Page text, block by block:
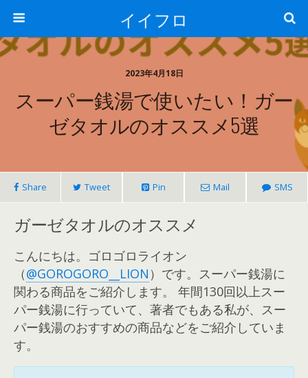
イイフロ
2023年4月18日
スーパー銭湯で使いたい！ガー
ゼタオルのオススメ5選
Share Tweet Pin Mail SMS
ガーゼタオルのオススメ
こんにちは。ゴロゴロライオン
（@GOROGORO__LION ）です。スーパー銭湯に
関わる商品をご紹介します。 年間130回以上スー
パー銭湯に行っていて、著者でもある私が、スー
パー銭湯のおすすめの商品などをご紹介していま
す。